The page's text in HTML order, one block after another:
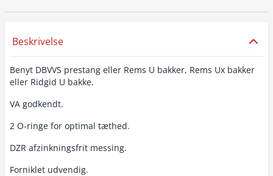
Beskrivelse
Benyt DBVVS prestang eller Rems U bakker, Rems Ux bakker
eller Ridgid U bakke.
VA godkendt.
2 O-ringe for optimal tæthed.
DZR afzinkningsfrit messing.
Forniklet udvendig.